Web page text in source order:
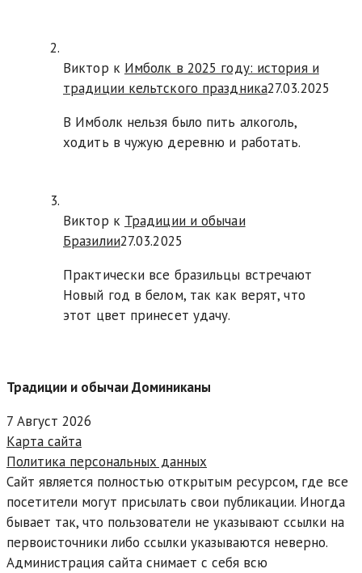
Виктор к Имболк в 2025 году: история и
традиции кельтского праздника27.03.2025
В Имболк нельзя было пить алкоголь,
ходить в чужую деревню и работать.
Виктор к Традиции и обычаи
Бразилии27.03.2025
Практически все бразильцы встречают
Новый год в белом, так как верят, что
этот цвет принесет удачу.
Традиции и обычаи Доминиканы
7 Август 2026
Карта сайта
Политика персональных данных
Сайт является полностью открытым ресурсом, где все
посетители могут присылать свои публикации. Иногда
бывает так, что пользователи не указывают ссылки на
первоисточники либо ссылки указываются неверно.
Администрация сайта снимает с себя всю